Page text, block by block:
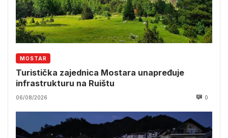
MOSTAR
Turistička zajednica Mostara unapređuje
infrastrukturu na Ruištu
06/08/2026 0